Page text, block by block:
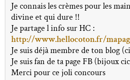
Je connais les crèmes pour les
divine et qui dure !!
Je partage l info sur HC :
http://www.hellocoton.fr/
Je suis déjà membre de ton blog
Je suis fan de ta page FB (bijoux
Merci pour ce joli concours